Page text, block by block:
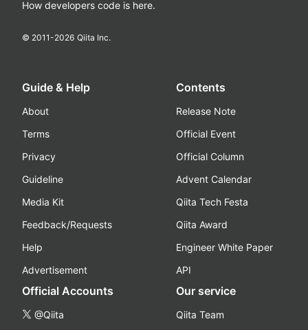
How developers code is here.
© 2011-2026 Qiita Inc.
Guide & Help
About
Terms
Privacy
Guideline
Media Kit
Feedback/Requests
Help
Advertisement
Contents
Release Note
Official Event
Official Column
Advent Calendar
Qiita Tech Festa
Qiita Award
Engineer White Paper
API
Official Accounts
@Qiita
Our service
Qiita Team